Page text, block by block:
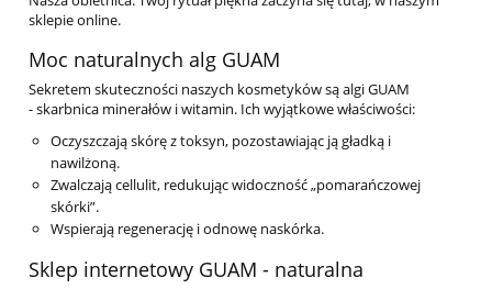
sklepie online.
Moc naturalnych alg GUAM
Sekretem skuteczności naszych kosmetyków są algi GUAM
- skarbnica minerałów i witamin. Ich wyjątkowe właściwości:
Oczyszczają skórę z toksyn, pozostawiając ją gładką i
nawilżoną.
Zwalczają cellulit, redukując widoczność „pomarańczowej
skórki”.
Wspierają regenerację i odnowę naskórka.
Sklep internetowy GUAM - naturalna